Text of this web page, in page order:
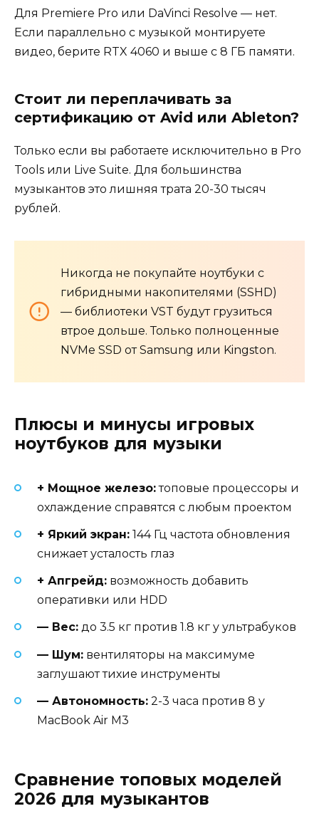
Для Premiere Pro или DaVinci Resolve — нет.
Если параллельно с музыкой монтируете
видео, берите RTX 4060 и выше с 8 ГБ памяти.
Стоит ли переплачивать за
сертификацию от Avid или Ableton?
Только если вы работаете исключительно в Pro
Tools или Live Suite. Для большинства
музыкантов это лишняя трата 20-30 тысяч
рублей.
Никогда не покупайте ноутбуки с
гибридными накопителями (SSHD)
— библиотеки VST будут грузиться
втрое дольше. Только полноценные
NVMe SSD от Samsung или Kingston.
Плюсы и минусы игровых
ноутбуков для музыки
+ Мощное железо:топовые процессоры и
охлаждение справятся с любым проектом
+ Яркий экран: 144 Гц частота обновления
снижает усталость глаз
+ Апгрейд: возможность добавить
оперативки или HDD
— Вес: до 3.5 кг против 1.8 кг у ультрабуков
— Шум: вентиляторы на максимуме
заглушают тихие инструменты
— Автономность: 2-3 часа против 8 у
MacBook Air M3
Сравнение топовых моделей
2026 для музыкантов